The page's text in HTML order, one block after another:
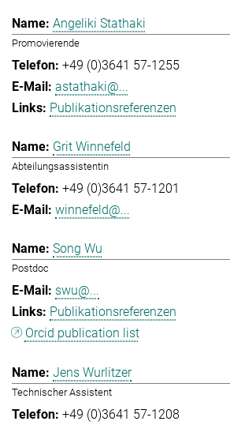
Angeliki Stathaki
Promovierende
+49 (0)3641 57-1255
astathaki@...
Publikationsreferenzen
Grit Winnefeld
Abteilungsassistentin
+49 (0)3641 57-1201
winnefeld@...
Song Wu
Postdoc
swu@...
Publikationsreferenzen
Orcid publication list
Jens Wurlitzer
Technischer Assistent
+49 (0)3641 57-1208